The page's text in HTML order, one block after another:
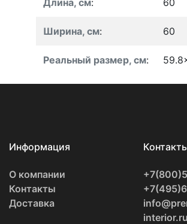
Ширина, см: 60
Реальный размер, см:
Информация
О компании
Контакты
Доставка
interior.ru